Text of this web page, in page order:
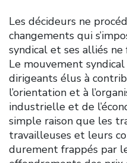
Les décideurs ne
changements qui
syndical et ses alliés
Le mouvement
dirigeants élus à
l’orientation et à
industrielle et de
simple raison que les
travailleuses et leurs
durement frappés par